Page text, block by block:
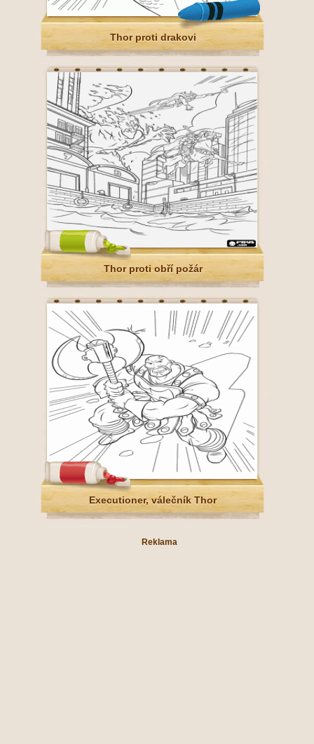
Thor proti drakovi
Thor proti obří požár
Executioner, válečník Thor
Reklama